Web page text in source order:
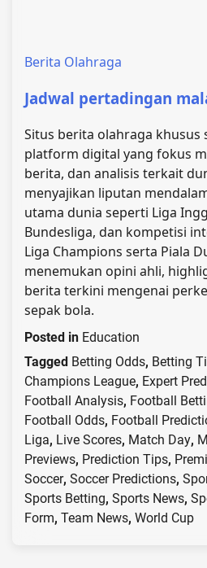
Berita Olahraga
Jadwal pertadingan
Situs berita olahraga khusus
platform digital yang fokus
berita, dan analisis terkait
menyajikan liputan
utama dunia seperti Liga
Bundesliga, dan kompetisi
Liga Champions serta Piala
menemukan opini ahli,
berita terkini mengenai
sepak bola.
Posted in Education
Tagged Betting Odds, Betting
Champions League, Expert
Football Analysis, Football
Football Odds, Football
Liga, Live Scores, Match Day,
Previews, Prediction Tips,
Soccer, Soccer Predictions,
Sports Betting, Sports News,
Form, Team News, World Cup